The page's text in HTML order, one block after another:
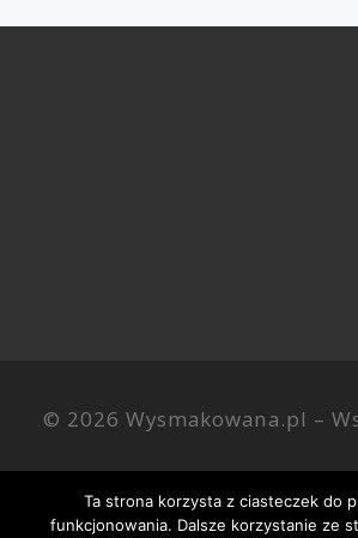
© 2026 Wysmakowana.pl –
zastrzezone
Ta strona korzysta z ciasteczek do
funkcjonowania. Dalsze korzystanie ze